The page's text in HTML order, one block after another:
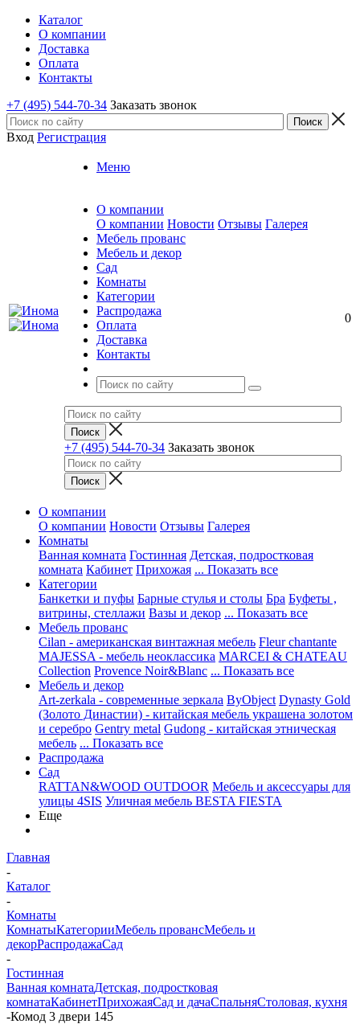
Каталог
О компании
Доставка
Оплата
Контакты
+7 (495) 544-70-34 Заказать звонок
Вход Регистрация
Меню
О компании
О компании Новости Отзывы Галерея
Мебель прованс
Мебель и декор
Сад
Комнаты
Категории
Распродажа
Оплата
Доставка
Контакты
+7 (495) 544-70-34 Заказать звонок
0
О компании
О компании Новости Отзывы Галерея
Комнаты
Ванная комната Гостинная Детская, подростковая
комната Кабинет Прихожая ... Показать все
Категории
Банкетки и пуфы Барные стулья и столы Бра Буфеты ,
витрины, стеллажи Вазы и декор ... Показать все
Мебель прованс
Cilan - американская винтажная мебель Fleur chantante
MAJESSA - мебель неоклассика MARCEI & CHATEAU
Collection Provence Noir&Blanc ... Показать все
Мебель и декор
Art-zerkala - современные зеркала ByObject Dynasty Gold
(Золото Династии) - китайская мебель украшена золотом
и серебро Gentry metal Gudong - китайская этническая
мебель ... Показать все
Распродажа
Сад
RATTAN&WOOD OUTDOOR Мебель и аксессуары для
улицы 4SIS Уличная мебель BESTA FIESTA
Еще
Главная
-
Каталог
-
Комнаты
КомнатыКатегорииМебель провансМебель и
декорРаспродажаСад
-
Гостинная
Ванная комнатаДетская, подростковая
комнатаКабинетПрихожаяСад и дачаСпальняСтоловая, кухня
-Комод 3 двери 145